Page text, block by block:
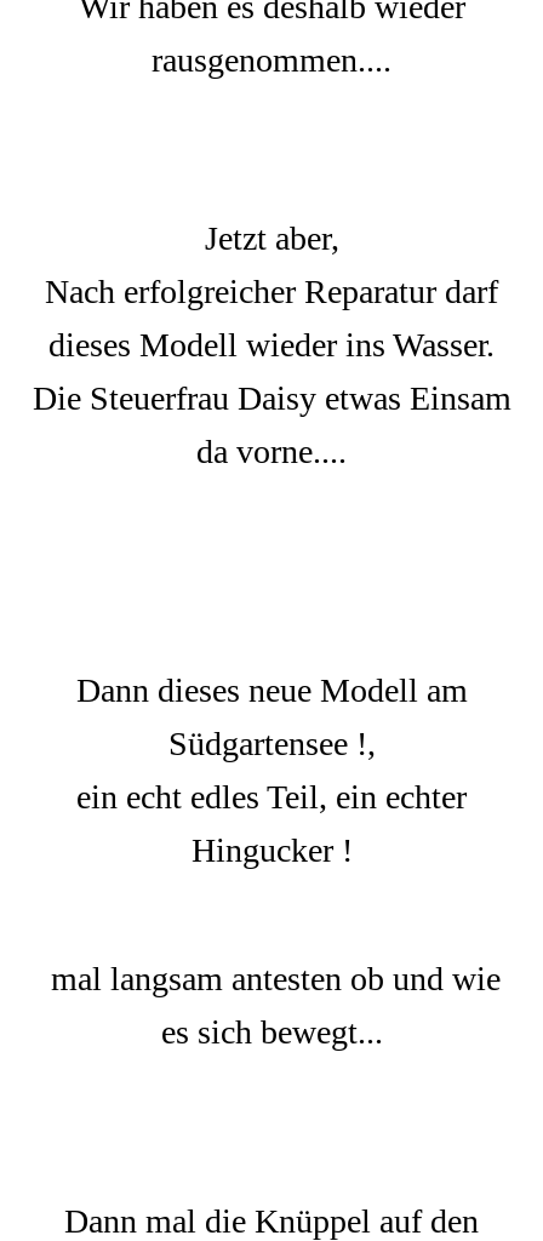
rausgenommen....
Jetzt aber,
Nach erfolgreicher Reparatur darf
dieses Modell wieder ins Wasser.
Die Steuerfrau Daisy etwas Einsam
da vorne....
Dann dieses neue Modell am
Südgartensee !,
ein echt edles Teil, ein echter
Hingucker !
mal langsam antesten ob und wie
es sich bewegt...
Dann mal die Knüppel auf den